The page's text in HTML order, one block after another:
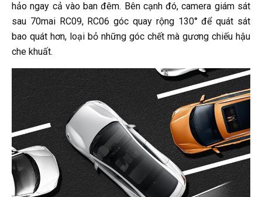
hảo ngay cả vào ban đêm. Bên cạnh đó, camera giám sát
sau 70mai RC09, RC06 góc quay rộng 130° để quát sát
bao quát hơn, loại bỏ những góc chết mà gương chiếu hậu
che khuất.